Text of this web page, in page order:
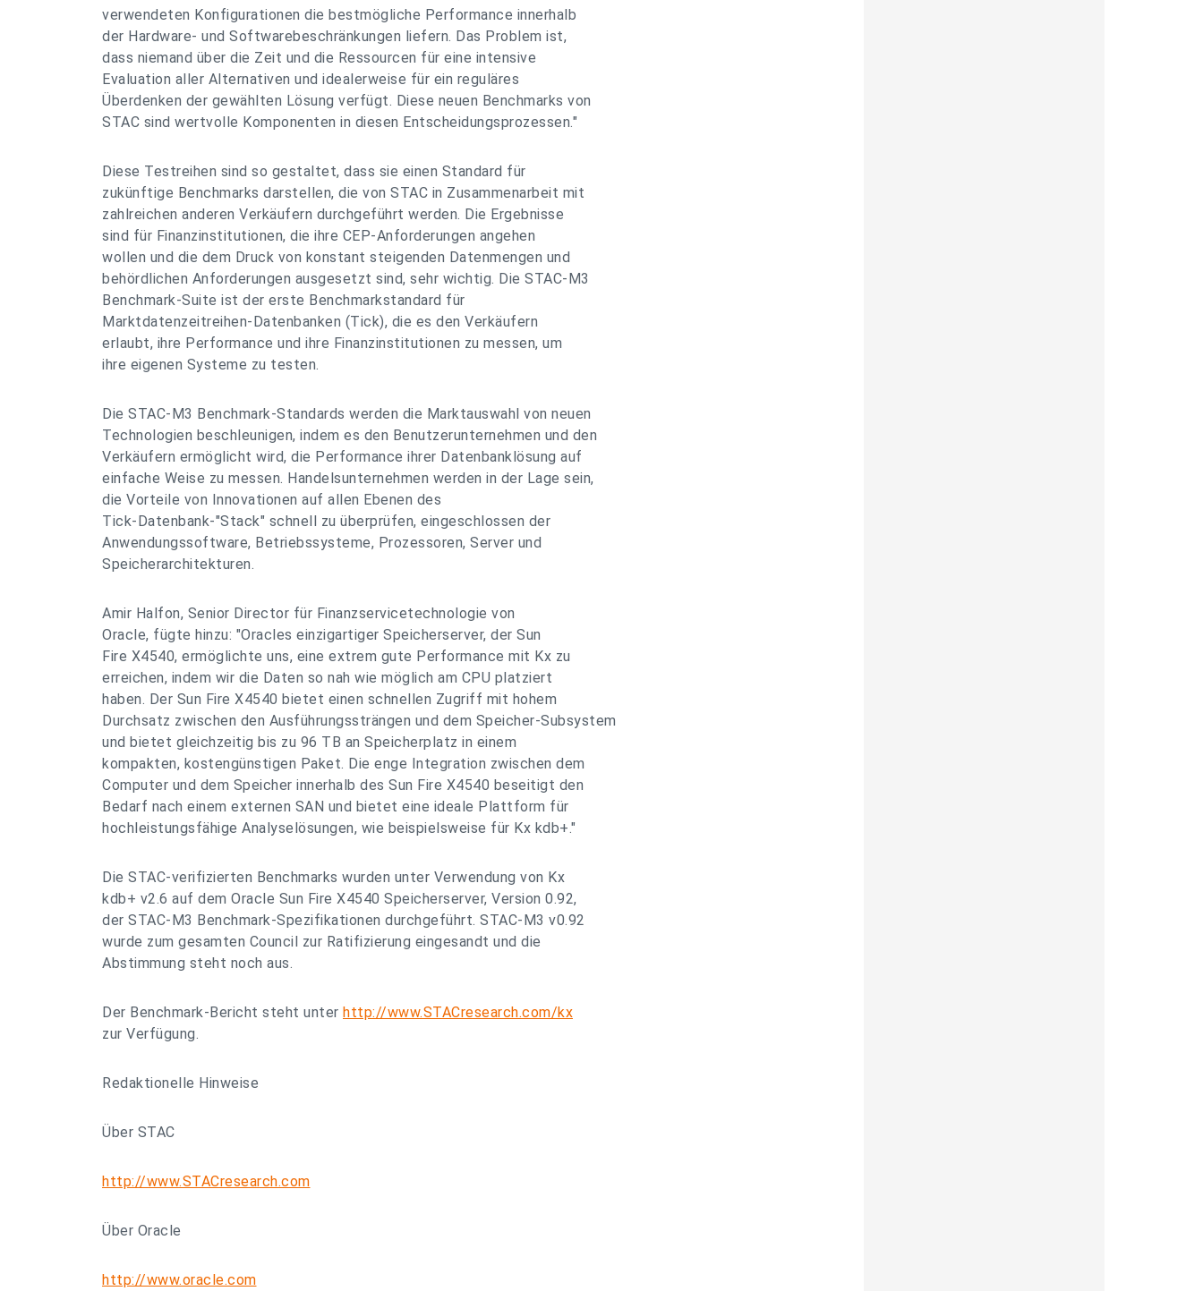
verwendeten Konfigurationen die bestmögliche Performance innerhalb
der Hardware- und Softwarebeschränkungen liefern. Das Problem ist,
dass niemand über die Zeit und die Ressourcen für eine intensive
Evaluation aller Alternativen und idealerweise für ein reguläres
Überdenken der gewählten Lösung verfügt. Diese neuen Benchmarks von
STAC sind wertvolle Komponenten in diesen Entscheidungsprozessen."
Diese Testreihen sind so gestaltet, dass sie einen Standard für
zukünftige Benchmarks darstellen, die von STAC in Zusammenarbeit mit
zahlreichen anderen Verkäufern durchgeführt werden. Die Ergebnisse
sind für Finanzinstitutionen, die ihre CEP-Anforderungen angehen
wollen und die dem Druck von konstant steigenden Datenmengen und
behördlichen Anforderungen ausgesetzt sind, sehr wichtig. Die STAC-M3
Benchmark-Suite ist der erste Benchmarkstandard für
Marktdatenzeitreihen-Datenbanken (Tick), die es den Verkäufern
erlaubt, ihre Performance und ihre Finanzinstitutionen zu messen, um
ihre eigenen Systeme zu testen.
Die STAC-M3 Benchmark-Standards werden die Marktauswahl von neuen
Technologien beschleunigen, indem es den Benutzerunternehmen und den
Verkäufern ermöglicht wird, die Performance ihrer Datenbanklösung auf
einfache Weise zu messen. Handelsunternehmen werden in der Lage sein,
die Vorteile von Innovationen auf allen Ebenen des
Tick-Datenbank-"Stack" schnell zu überprüfen, eingeschlossen der
Anwendungssoftware, Betriebssysteme, Prozessoren, Server und
Speicherarchitekturen.
Amir Halfon, Senior Director für Finanzservicetechnologie von
Oracle, fügte hinzu: "Oracles einzigartiger Speicherserver, der Sun
Fire X4540, ermöglichte uns, eine extrem gute Performance mit Kx zu
erreichen, indem wir die Daten so nah wie möglich am CPU platziert
haben. Der Sun Fire X4540 bietet einen schnellen Zugriff mit hohem
Durchsatz zwischen den Ausführungssträngen und dem Speicher-Subsystem
und bietet gleichzeitig bis zu 96 TB an Speicherplatz in einem
kompakten, kostengünstigen Paket. Die enge Integration zwischen dem
Computer und dem Speicher innerhalb des Sun Fire X4540 beseitigt den
Bedarf nach einem externen SAN und bietet eine ideale Plattform für
hochleistungsfähige Analyselösungen, wie beispielsweise für Kx kdb+."
Die STAC-verifizierten Benchmarks wurden unter Verwendung von Kx
kdb+ v2.6 auf dem Oracle Sun Fire X4540 Speicherserver, Version 0.92,
der STAC-M3 Benchmark-Spezifikationen durchgeführt. STAC-M3 v0.92
wurde zum gesamten Council zur Ratifizierung eingesandt und die
Abstimmung steht noch aus.
Der Benchmark-Bericht steht unter http://www.STACresearch.com/kx
zur Verfügung.
Redaktionelle Hinweise
Über STAC
http://www.STACresearch.com
Über Oracle
http://www.oracle.com